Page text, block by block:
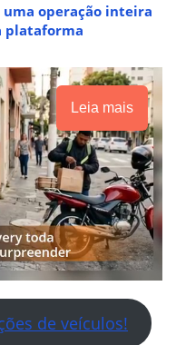
operação inteira
plataforma
Leia mais
de veículos!